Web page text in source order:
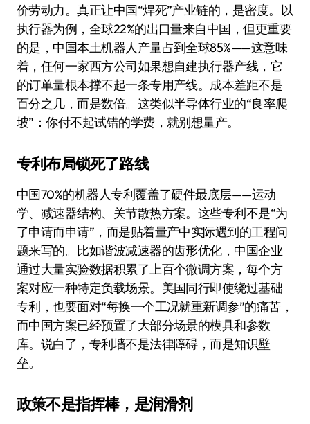
价劳动力。真正让中国“焊死”产业链的，是密度。以
执行器为例，全球22%的出口量来自中国，但更重要
的是，中国本土机器人产量占到全球85%——这意味
着，任何一家西方公司如果想自建执行器产线，它
的订单量根本撑不起一条专用产线。成本差距不是
百分之几，而是数倍。这类似半导体行业的“良率爬
坡”：你付不起试错的学费，就别想量产。
专利布局锁死了路线
中国70%的机器人专利覆盖了硬件最底层——运动
学、减速器结构、关节散热方案。这些专利不是“为
了申请而申请”，而是贴着量产中实际遇到的工程问
题来写的。比如谐波减速器的齿形优化，中国企业
通过大量实验数据积累了上百个微调方案，每个方
案对应一种特定负载场景。美国同行即使绕过基础
专利，也要面对“每换一个工况就重新调参”的痛苦，
而中国方案已经预置了大部分场景的模具和参数
库。说白了，专利墙不是法律障碍，而是知识壁
垒。
政策不是指挥棒，是润滑剂